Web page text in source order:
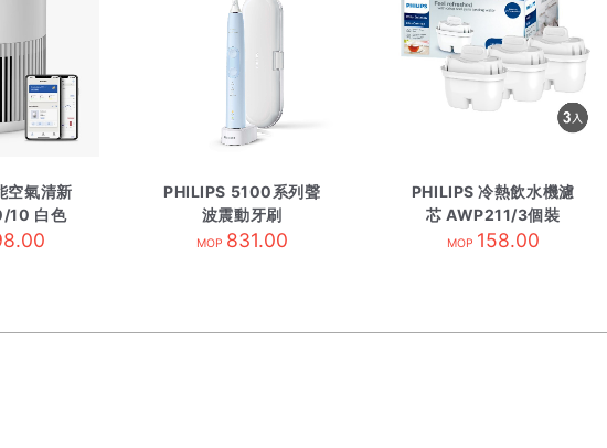
空氣清新
10 白色
PHILIPS 5100系列聲
波震動牙刷
HX6853/12 粉藍色
MOP 831.00
PHILIPS 冷熱飲水機濾
芯 AWP211/3個裝
MOP 158.00